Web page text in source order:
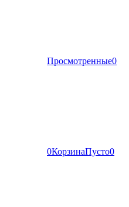
Просмотренные0
0КорзинаПусто0